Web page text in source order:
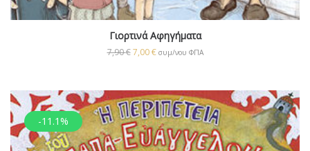
Γιορτινά Αφηγήματα
7,90€ 7,00€ συμ/νου ΦΠΑ
-11.1%